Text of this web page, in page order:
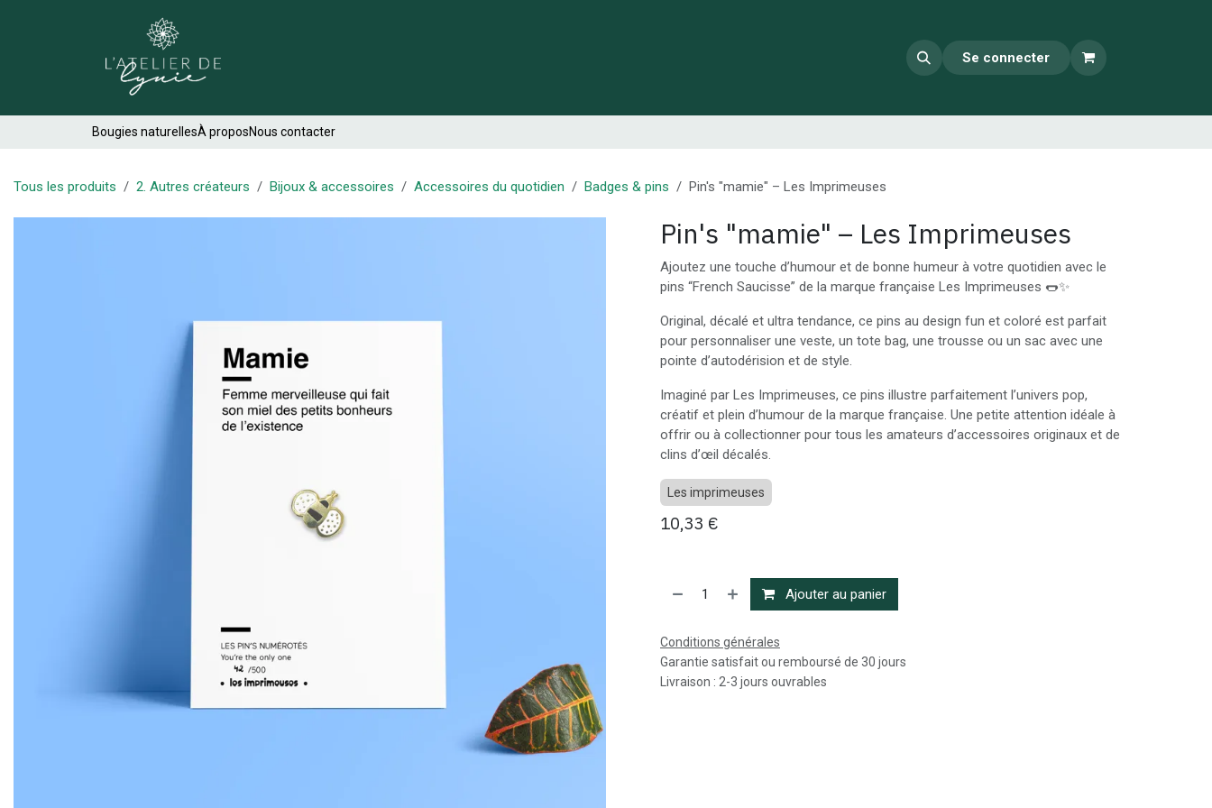
Se connecter
Bougies naturellesÀ proposNous contacter
Tous les produits 2. Autres créateurs Bijoux & accessoires Accessoires du quotidien Badges & pins Pin's "mamie" – Les Imprimeuses
Pin's "mamie" – Les Imprimeuses
Ajoutez une touche d’humour et de bonne humeur à votre quotidien avec le
pins “French Saucisse” de la marque française Les Imprimeuses 🌭✨
Original, décalé et ultra tendance, ce pins au design fun et coloré est parfait
pour personnaliser une veste, un tote bag, une trousse ou un sac avec une
pointe d’autodérision et de style.
Imaginé par Les Imprimeuses, ce pins illustre parfaitement l’univers pop,
créatif et plein d’humour de la marque française. Une petite attention idéale à
offrir ou à collectionner pour tous les amateurs d’accessoires originaux et de
clins d’œil décalés.
Les imprimeuses
10,33 €
Ajouter au panier
Conditions générales
Garantie satisfait ou remboursé de 30 jours
Livraison : 2-3 jours ouvrables